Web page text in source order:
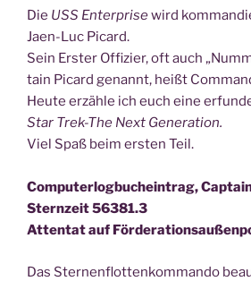
Die USS Enter­pri­sewird
Jaen-Luc Picard.
Sein Ers­ter Offi­zier, oft auch
tain Picard genannt, heißt
Heu­te erzäh­le ich euch eine
Star Trek-The Next Generation.
Viel Spaß beim ers­ten Teil.
Com­pu­ter­log­buch­ein­trag,
Stern­zeit 56381.3
Atten­tat auf
Das Ster­nen­flot­ten­kom­man­do